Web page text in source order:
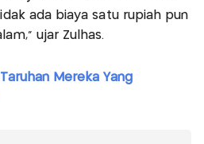
ada biaya satu rupiah pun
ujar Zulhas.
Mereka Yang